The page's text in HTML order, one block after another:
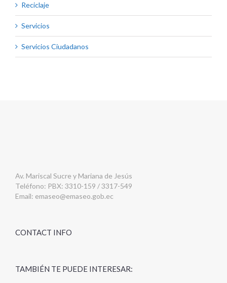
Reciclaje
Servicios
Servicios Ciudadanos
Av. Mariscal Sucre y Mariana de Jesús
Teléfono: PBX: 3310-159 / 3317-549
Email: emaseo@emaseo.gob.ec
CONTACT INFO
TAMBIÉN TE PUEDE INTERESAR: